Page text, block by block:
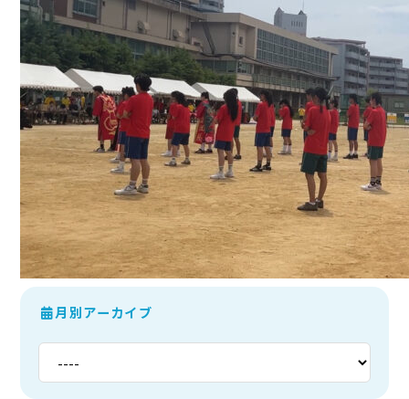
月別アーカイブ